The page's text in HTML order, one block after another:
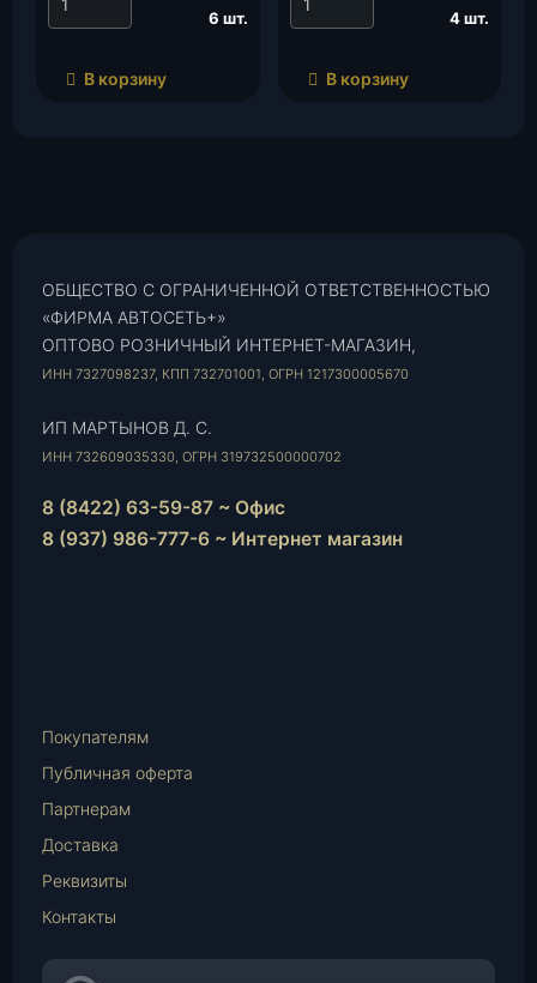
6 шт.
В корзину
(Delphi Italia Automot),
шт.
4 шт.
В корзину
ОБЩЕСТВО С ОГРАНИЧЕННОЙ ОТВЕТСТВЕННОСТЬЮ
«ФИРМА АВТОСЕТЬ+»
ОПТОВО РОЗНИЧНЫЙ ИНТЕРНЕТ-МАГАЗИН,
ИНН 7327098237, КПП 732701001, ОГРН 1217300005670
ИП МАРТЫНОВ Д. С.
ИНН 732609035330, ОГРН 319732500000702
8 (8422) 63-59-87 ~ Офис
8 (937) 986-777-6 ~ Интернет магазин
Mail
Покупателям
Публичная оферта
Партнерам
Доставка
Реквизиты
Контакты